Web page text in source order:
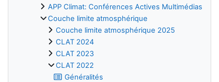
APP Climat: Conférences Actives Multimédias
Couche limite atmosphérique
Couche limite atmosphérique 2025
CLAT 2024
CLAT 2023
CLAT 2022
Généralités